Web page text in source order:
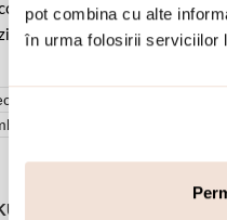
pot combina cu alte
în urma folosirii serviciilor
sa o lustruiti cu o
(0)